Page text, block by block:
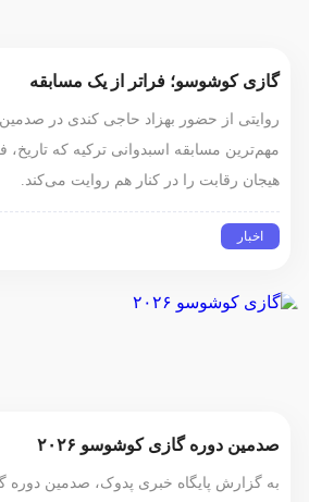
گازی کوشوسو؛ فراتر از یک مسابقه
روایتی از حضور بهزاد حاجی کندی در
مهم‌ترین مسابقه اسبدوانی ترکیه که
هیجان رقابت را در کنار هم روایت می‌کند.
اخبار
صدمین دوره گازی کوشوسو ۲۰۲۶